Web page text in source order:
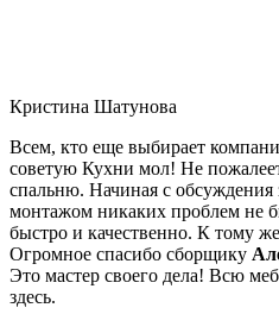
Кристина Шатунова
Всем, кто еще выбирает
советую Кухни мол! Не
спальню. Начиная с обсуждения
монтажом никаких проблем не
быстро и качественно. К тому
Огромное спасибо сборщику
Это мастер своего дела! Всю
здесь.